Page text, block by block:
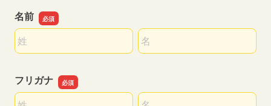
名前
名前の姓
名前の名
フリガナ
名前の姓
名前の名